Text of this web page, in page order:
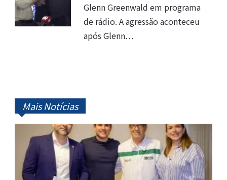
Glenn Greenwald em programa
de rádio. A agressão aconteceu
após Glenn…
Mais Notícias